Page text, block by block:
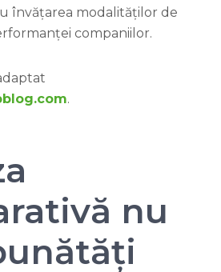
învățarea modalităților de
companiilor.
.
nu